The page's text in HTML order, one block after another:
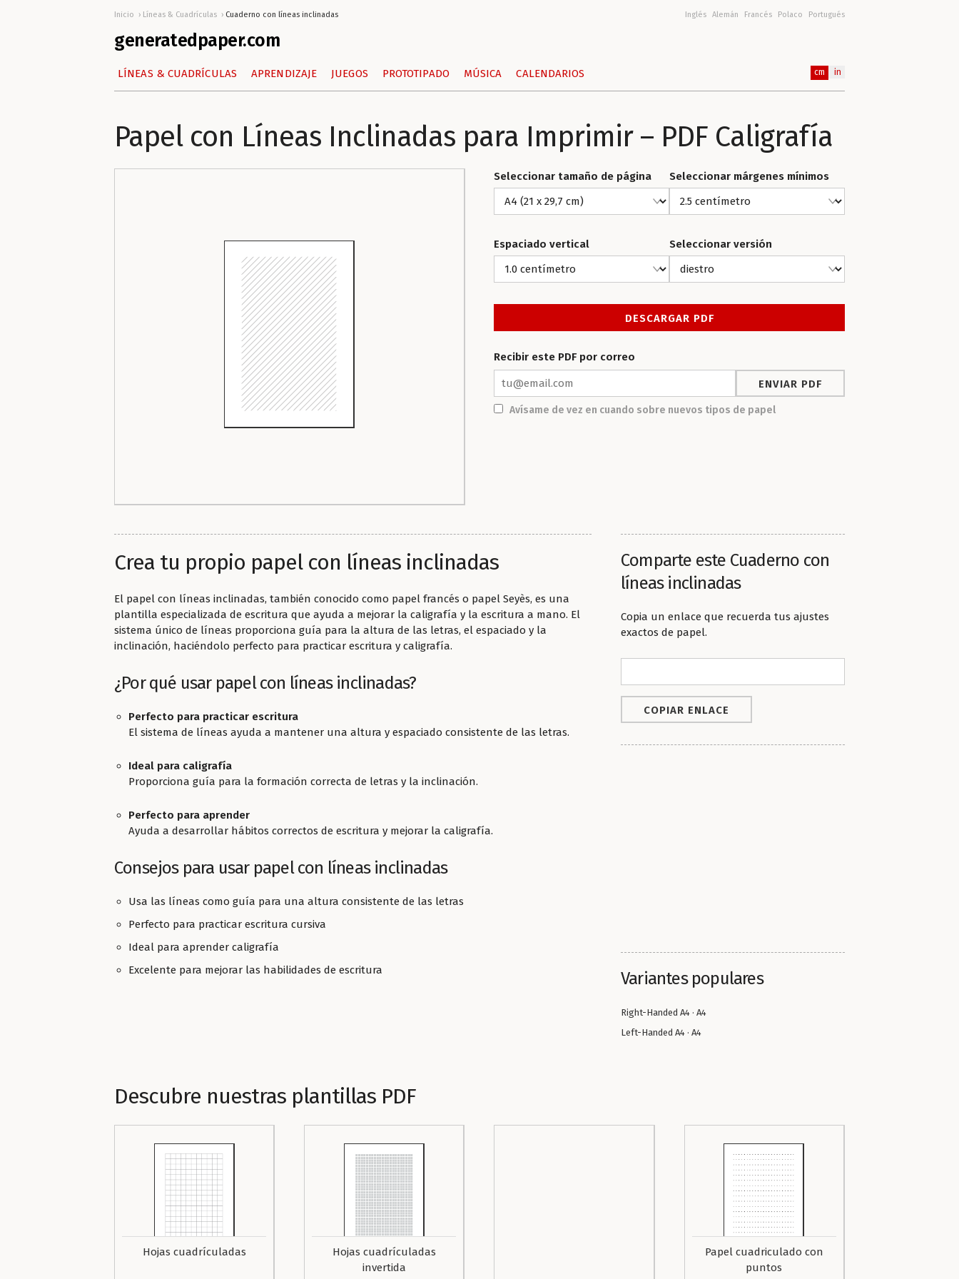
Inicio Líneas & Cuadrículas Cuaderno con líneas inclinadas Inglés Alemán Francés Polaco Portugués
generatedpaper.com
LÍNEAS & CUADRÍCULAS APRENDIZAJE JUEGOS PROTOTIPADO MÚSICA CALENDARIOS cm in
Papel con Líneas Inclinadas para Imprimir – PDF Caligrafía
Seleccionar tamaño de página Seleccionar márgenes mínimos
Espaciado vertical Seleccionar versión
Recibir este PDF por correo
Avísame de vez en cuando sobre nuevos tipos de papel
Crea tu propio papel con líneas inclinadas
El papel con líneas inclinadas, también conocido como papel francés o papel Seyès, es una
plantilla especializada de escritura que ayuda a mejorar la caligrafía y la escritura a mano. El
sistema único de líneas proporciona guía para la altura de las letras, el espaciado y la
inclinación, haciéndolo perfecto para practicar escritura y caligrafía.
¿Por qué usar papel con líneas inclinadas?
Perfecto para practicar escritura
El sistema de líneas ayuda a mantener una altura y espaciado consistente de las letras.
Ideal para caligrafía
Proporciona guía para la formación correcta de letras y la inclinación.
Perfecto para aprender
Ayuda a desarrollar hábitos correctos de escritura y mejorar la caligrafía.
Consejos para usar papel con líneas inclinadas
Usa las líneas como guía para una altura consistente de las letras
Perfecto para practicar escritura cursiva
Ideal para aprender caligrafía
Excelente para mejorar las habilidades de escritura
Comparte este Cuaderno con
líneas inclinadas
Copia un enlace que recuerda tus ajustes
exactos de papel.
COPIAR ENLACE
Variantes populares
Right-Handed A4 · A4
Left-Handed A4 · A4
Descubre nuestras plantillas PDF
Hojas cuadrículadas
Hojas cuadrículadas
invertida
Papel cuadriculado con
puntos